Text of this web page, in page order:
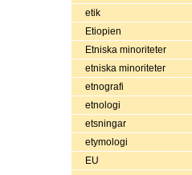
etik
Etiopien
Etniska minoriteter
etniska minoriteter
etnografi
etnologi
etsningar
etymologi
EU